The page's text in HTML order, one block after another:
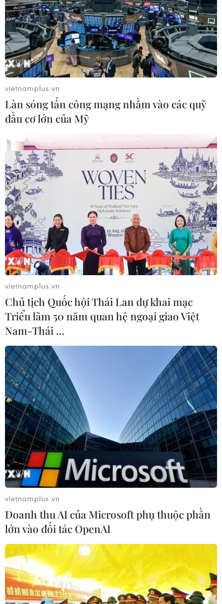
vietnamplus.vn
Làn sóng tấn công mạng nhằm vào các quỹ
đầu cơ lớn của Mỹ
vietnamplus.vn
Chủ tịch Quốc hội Thái Lan dự khai mạc
Triển lãm 50 năm quan hệ ngoại giao Việt
Nam-Thái …
vietnamplus.vn
Doanh thu AI của Microsoft phụ thuộc phần
lớn vào đối tác OpenAI